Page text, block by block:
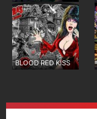
BLOOD RED KISS